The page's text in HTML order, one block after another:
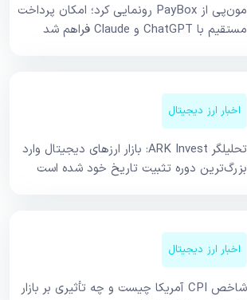
مون‌پی از PayBox رونمایی کرد؛ امکان پرداخت
مستقیم با ChatGPT و Claude فراهم شد
اخبار ارز دیجیتال
تحلیلگر ARK Invest: بازار ارزهای دیجیتال وارد
بزرگ‌ترین دوره تثبیت تاریخ خود شده است
اخبار ارز دیجیتال
شاخص CPI آمریکا چیست و چه تأثیری بر بازار